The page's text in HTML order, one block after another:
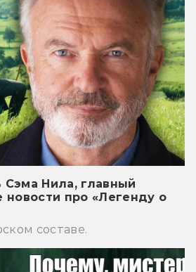
Нила, главный
новости про «Легенду о
составе.